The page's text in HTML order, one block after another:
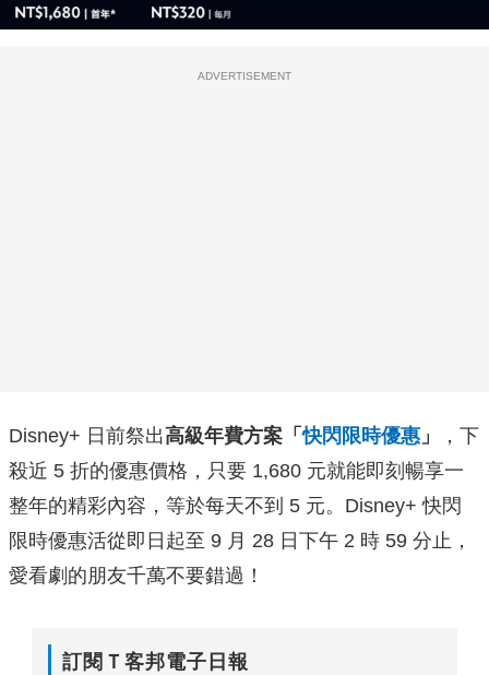
ADVERTISEMENT
Disney+ 日前祭出高級年費方案「快閃限時優惠 」
，下
殺近 5 折的優惠價格，只要 1,680 元就能即刻暢享一
整年的精彩內容，等於每天不到 5 元。Disney+ 快閃
限時優惠活從即日起至 9 月 28 日下午 2 時 59 分止，
愛看劇的朋友千萬不要錯過！
訂閱Ｔ客邦電子日報